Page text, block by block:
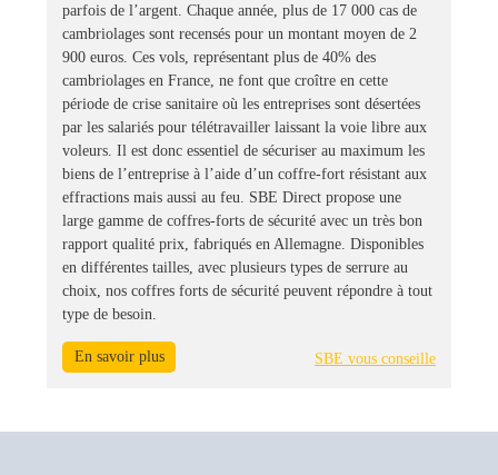
parfois de l’argent. Chaque année, plus de 17 000 cas de
cambriolages sont recensés pour un montant moyen de 2
900 euros. Ces vols, représentant plus de 40% des
cambriolages en France, ne font que croître en cette
période de crise sanitaire où les entreprises sont désertées
par les salariés pour télétravailler laissant la voie libre aux
voleurs. Il est donc essentiel de sécuriser au maximum les
biens de l’entreprise à l’aide d’un coffre-fort résistant aux
effractions mais aussi au feu. SBE Direct propose une
large gamme de coffres-forts de sécurité avec un très bon
rapport qualité prix, fabriqués en Allemagne. Disponibles
en différentes tailles, avec plusieurs types de serrure au
choix, nos coffres forts de sécurité peuvent répondre à tout
type de besoin.
En savoir plus SBE vous conseille